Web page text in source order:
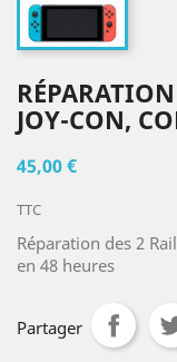
JOY-CON,
45,00 €
TTC
Réparation des 2
en 48 heures
Partager